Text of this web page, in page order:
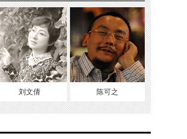
刘文倩 陈可之